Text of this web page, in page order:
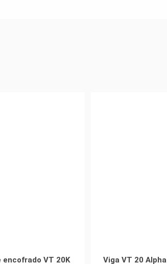
encofrado VT 20K Viga VT 20 Alpha